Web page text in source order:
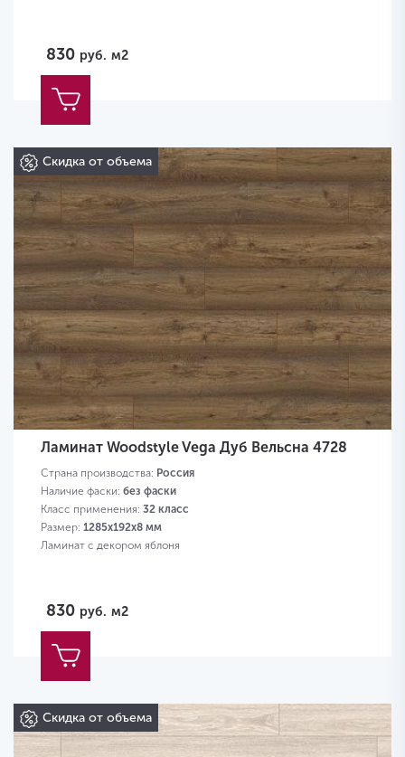
830 руб. м2
Скидка от объема
Ламинат Woodstyle Vega Дуб Вельсна 4728
Страна производства: Россия
Наличие фаски: без фаски
Класс применения: 32 класс
Размер: 1285х192х8 мм
Ламинат с декором яблоня
830 руб. м2
Скидка от объема